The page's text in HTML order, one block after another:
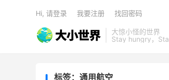
大惊小怪的世界
Stay hungry，
Hi, 请登录 我要注册 找回密码
标签：通用航空